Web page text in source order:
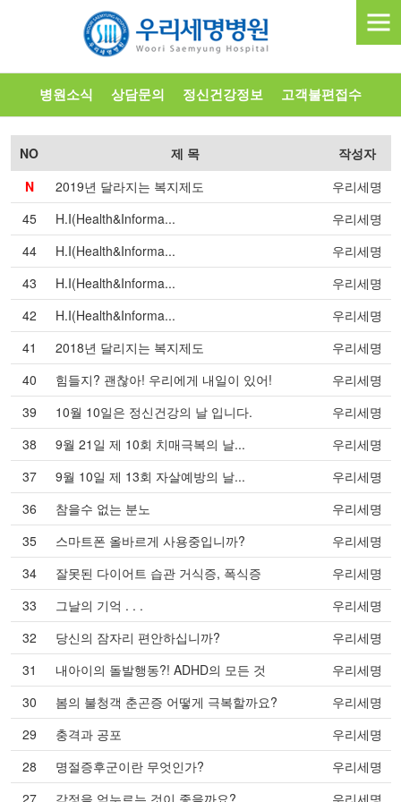
병원소식 상담문의 정신건강정보 고객불편접수
NO 제 목
작성자
N
2019년 달라지는 복지제도
우리세명
45
H.I(Health&Informa...
우리세명
44
H.I(Health&Informa...
우리세명
43
H.I(Health&Informa...
우리세명
42
H.I(Health&Informa...
우리세명
41
2018년 달리지는 복지제도
우리세명
40
힘들지? 괜찮아! 우리에게 내일이 있어!
우리세명
39
10월 10일은 정신건강의 날 입니다.
우리세명
38
9월 21일 제 10회 치매극복의 날...
우리세명
37
9월 10일 제 13회 자살예방의 날...
우리세명
36
참을수 없는 분노
우리세명
35
스마트폰 올바르게 사용중입니까?
우리세명
34
잘못된 다이어트 습관 거식증, 폭식증
우리세명
33
그날의 기억 . . .
우리세명
32
당신의 잠자리 편안하십니까?
우리세명
31
내아이의 돌발행동?! ADHD의 모든 것
우리세명
30
봄의 불청객 춘곤증 어떻게 극복할까요?
우리세명
29
충격과 공포
우리세명
28
명절증후군이란 무엇인가?
우리세명
27
감정을 억누르는 것이 좋을까요? 우리세명